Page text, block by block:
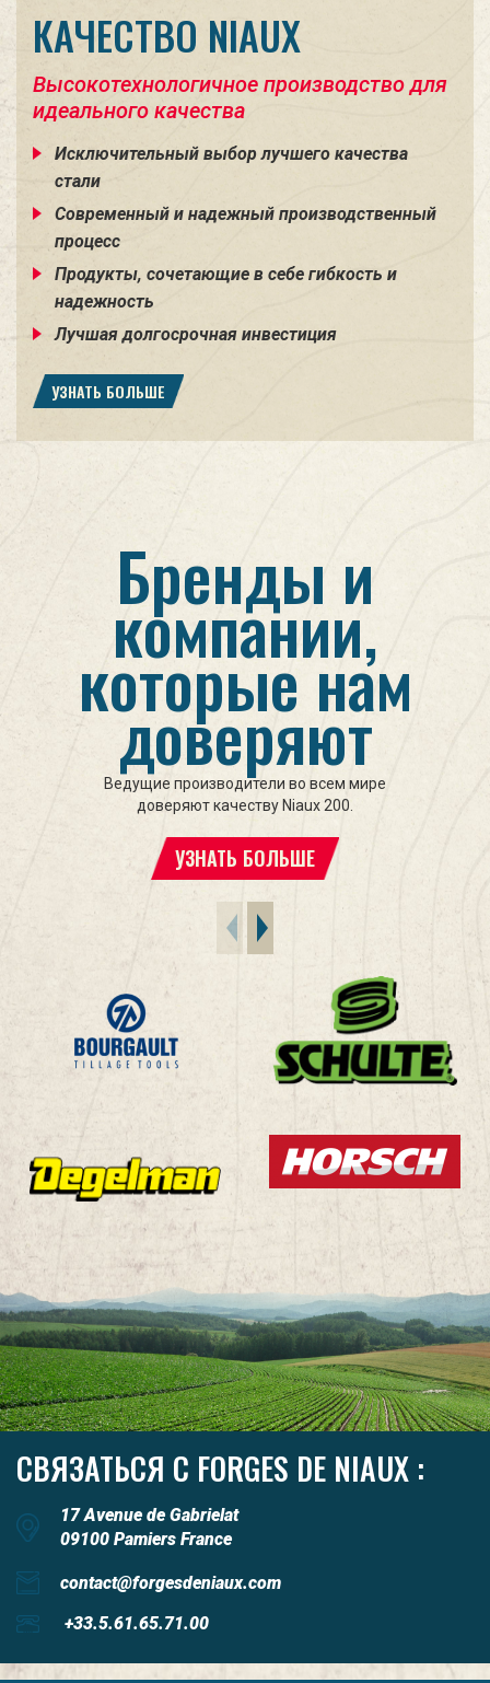
КАЧЕСТВО NIAUX
Высокотехнологичное производство для
идеального качества
Исключительный выбор лучшего качества
стали
Современный и надежный производственный
процесс
Продукты, сочетающие в себе гибкость и
надежность
Лучшая долгосрочная инвестиция
УЗНАТЬ БОЛЬШЕ
Бренды и
компании,
которые нам
доверяют
Ведущие производители во всем мире
доверяют качеству Niaux 200.
УЗНАТЬ БОЛЬШЕ
СВЯЗАТЬСЯ С FORGES DE NIAUX :
17 Avenue de Gabrielat
09100 Pamiers France
contact@forgesdeniaux.com
+33.5.61.65.71.00